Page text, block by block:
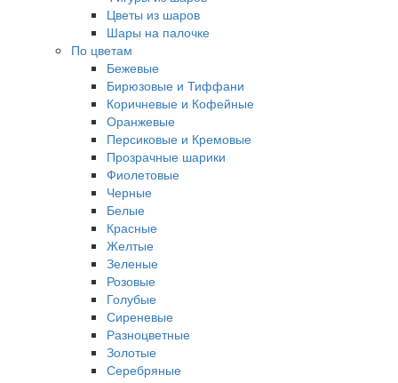
Цветы из шаров
Шары на палочке
По цветам
Бежевые
Бирюзовые и Тиффани
Коричневые и Кофейные
Оранжевые
Персиковые и Кремовые
Прозрачные шарики
Фиолетовые
Черные
Белые
Красные
Желтые
Зеленые
Розовые
Голубые
Сиреневые
Разноцветные
Золотые
Серебряные